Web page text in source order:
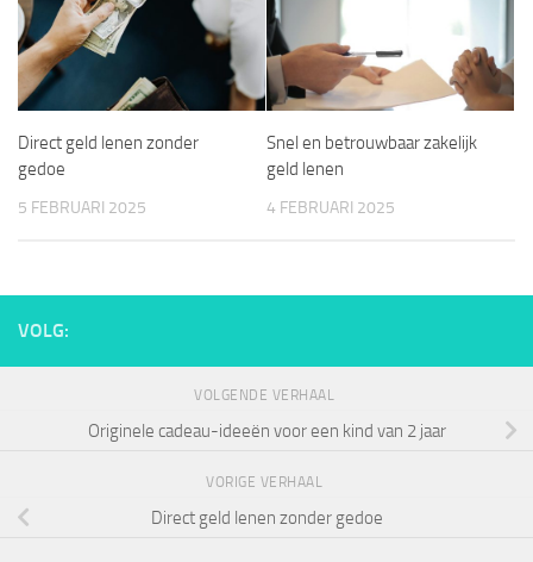
Direct geld lenen zonder
gedoe
5 FEBRUARI 2025
Snel en betrouwbaar zakelijk
geld lenen
4 FEBRUARI 2025
VOLG:
VOLGENDE VERHAAL
Originele cadeau-ideeën voor een kind van 2 jaar
VORIGE VERHAAL
Direct geld lenen zonder gedoe